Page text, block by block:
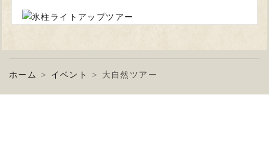
ホーム イベント 大自然ツアー